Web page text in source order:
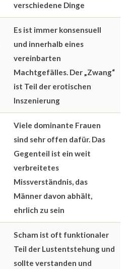
verschiedene Dinge
Es ist immer konsensuell
und innerhalb eines
vereinbarten
Machtgefälles. Der „Zwang“
ist Teil der erotischen
Inszenierung
Viele dominante Frauen
sind sehr offen dafür. Das
Gegenteil ist ein weit
verbreitetes
Missverständnis, das
Männer davon abhält,
ehrlich zu sein
Scham ist oft funktionaler
Teil der Lustentstehung und
sollte verstanden und